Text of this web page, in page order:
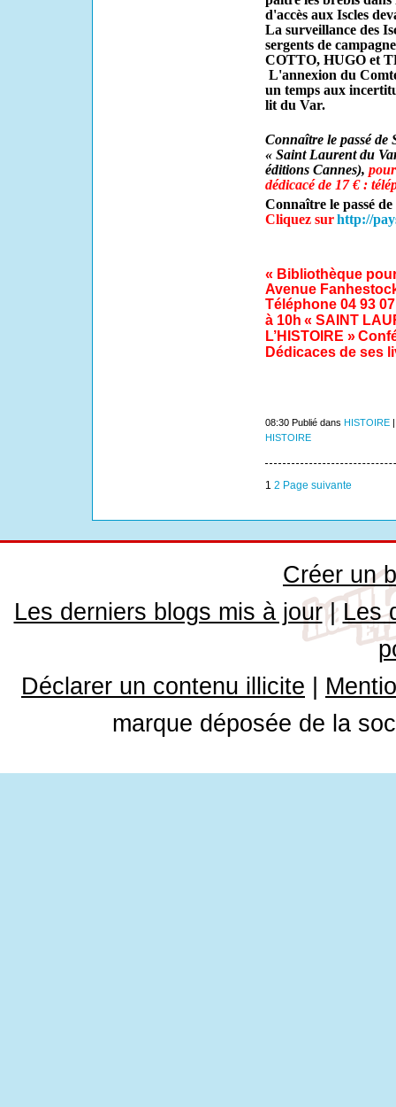
d'accès aux Iscles
La surveillance des
sergents de
COTTO, HUGO et
L'annexion du
un temps aux
lit du Var.
Connaître le passé
« Saint Laurent du
éditions Cannes),
dédicacé de 17 € :
Connaître le passé
Cliquez sur http://
« Bibliothèque
Avenue
Téléphone 04 93 07
à 10h « SAINT
L’HISTOIRE »
Dédicaces de ses
08:30 Publié dans HISTOIRE
HISTOIRE
1 2 Page suivante
Créer un
Les derniers blogs mis à jour| Les
Déclarer un contenu illicite
marque déposée de la